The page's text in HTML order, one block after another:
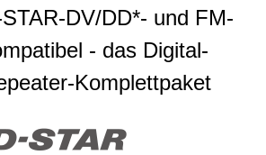
DV/DD*- und FM-
- das Digital-
Komplettpaket